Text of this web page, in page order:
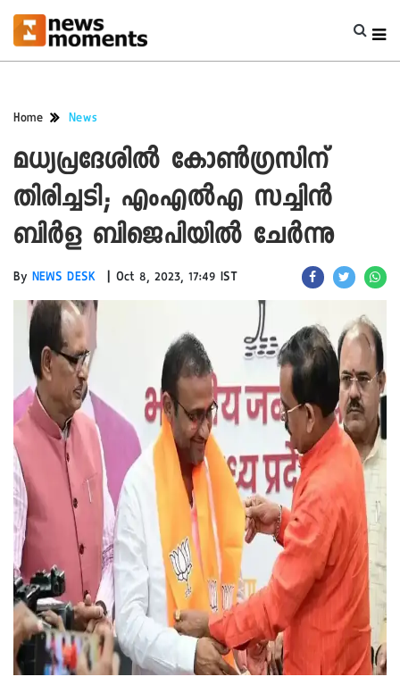
Home News
മധ്യപ്രദേശിൽ കോൺഗ്രസിന്
തിരിച്ചടി; എംഎൽഎ സച്ചിൻ
ബിർള ബിജെപിയിൽ ചേർന്നു
By NEWS DESK | Oct 8, 2023, 17:49 IST